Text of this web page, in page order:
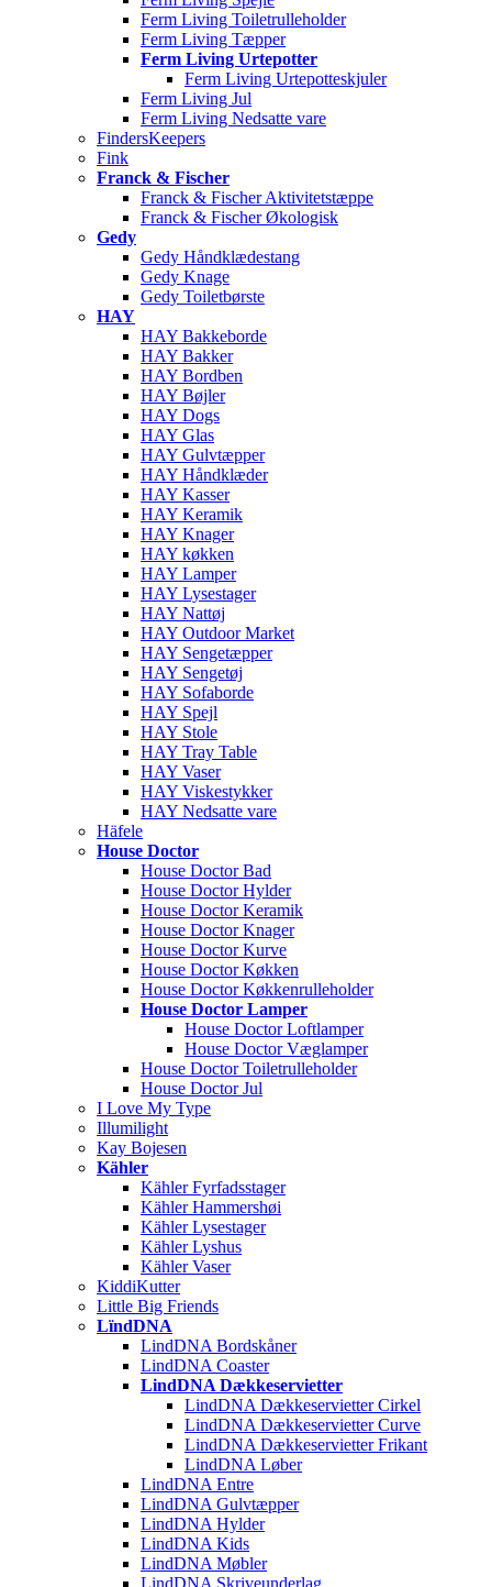
Ferm Living Toiletrulleholder
Ferm Living Tæpper
Ferm Living Urtepotter
Ferm Living Urtepotteskjuler
Ferm Living Jul
Ferm Living Nedsatte vare
FindersKeepers
Fink
Franck & Fischer
Franck & Fischer Aktivitetstæppe
Franck & Fischer Økologisk
Gedy
Gedy Håndklædestang
Gedy Knage
Gedy Toiletbørste
HAY
HAY Bakkeborde
HAY Bakker
HAY Bordben
HAY Bøjler
HAY Dogs
HAY Glas
HAY Gulvtæpper
HAY Håndklæder
HAY Kasser
HAY Keramik
HAY Knager
HAY køkken
HAY Lamper
HAY Lysestager
HAY Nattøj
HAY Outdoor Market
HAY Sengetæpper
HAY Sengetøj
HAY Sofaborde
HAY Spejl
HAY Stole
HAY Tray Table
HAY Vaser
HAY Viskestykker
HAY Nedsatte vare
Häfele
House Doctor
House Doctor Bad
House Doctor Hylder
House Doctor Keramik
House Doctor Knager
House Doctor Kurve
House Doctor Køkken
House Doctor Køkkenrulleholder
House Doctor Lamper
House Doctor Loftlamper
House Doctor Væglamper
House Doctor Toiletrulleholder
House Doctor Jul
I Love My Type
Illumilight
Kay Bojesen
Kähler
Kähler Fyrfadsstager
Kähler Hammershøi
Kähler Lysestager
Kähler Lyshus
Kähler Vaser
KiddiKutter
Little Big Friends
LïndDNA
LindDNA Bordskåner
LindDNA Coaster
LindDNA Dækkeservietter
LindDNA Dækkeservietter Cirkel
LindDNA Dækkeservietter Curve
LindDNA Dækkeservietter Frikant
LindDNA Løber
LindDNA Entre
LindDNA Gulvtæpper
LindDNA Hylder
LindDNA Kids
LindDNA Møbler
LindDNA Skriveunderlag